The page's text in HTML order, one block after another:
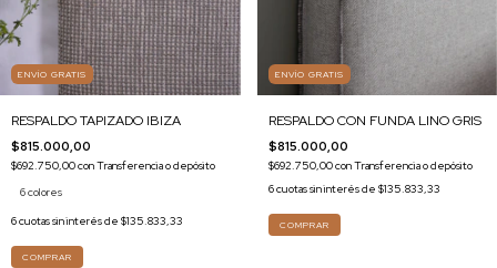
ENVÍO GRATIS
RESPALDO TAPIZADO IBIZA
$815.000,00
$692.750,00conTransferencia o depósito
6 colores
6cuotas sin interés de $135.833,33
COMPRAR
ENVÍO GRATIS
RESPALDO CON FUNDA LINO GRIS
$815.000,00
$692.750,00conTransferencia o depósito
6cuotas sin interés de $135.833,33
COMPRAR